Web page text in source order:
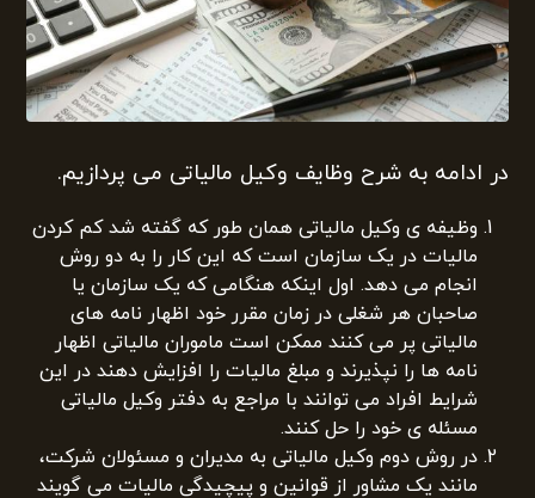
در ادامه به شرح وظایف وکیل مالیاتی می پردازیم.
وظیفه ی وکیل مالیاتی همان طور که گفته شد کم کردن
مالیات در یک سازمان است که این کار را به دو روش
انجام می دهد. اول اینکه هنگامی که یک سازمان یا
صاحبان هر شغلی در زمان مقرر خود اظهار نامه های
مالیاتی پر می کنند ممکن است ماموران مالیاتی اظهار
نامه ها را نپذیرند و مبلغ مالیات را افزایش دهند در این
شرایط افراد می توانند با مراجع به دفتر وکیل مالیاتی
مسئله ی خود را حل کنند.
در روش دوم وکیل مالیاتی به مدیران و مسئولان شرکت،
مانند یک مشاور از قوانین و پیچیدگی مالیات می گویند